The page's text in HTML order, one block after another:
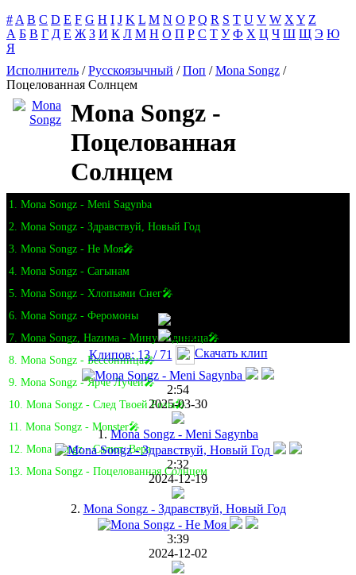
# A B C D E F G H I J K L M N O P Q R S T U V W X Y Z
А Б В Г Д Е Ж З И К Л М Н О П Р С Т У Ф Х Ц Ч Ш Щ Э Ю
Я
Исполнитель /Русскоязычный /Поп /Mona Songz /
Поцелованная Солнцем
Mona Songz -
Поцелованная
Солнцем
1. Mona Songz - Meni Sagynba
2. Mona Songz - Здравствуй, Новый Год
3. Mona Songz - Не Моя🎤
4. Mona Songz - Сагынам
5. Mona Songz - Хлопьями Снег🎤
6. Mona Songz - Феромоны
7. Mona Songz, Hazима - Минус Единица🎤
8. Mona Songz - Бессонница🎤
9. Mona Songz - Ярче Лучей🎤
10. Mona Songz - След Твоей Розы🎤
11. Mona Songz - Monster🎤
12. Mona Songz - Салют, Вера
13. Mona Songz - Поцелованная Солнцем
Клипов: 13 / 71 Скачать клип
2:54
2025-03-30
1.Mona Songz - Meni Sagynba
2:32
2024-12-19
2. Mona Songz - Здравствуй, Новый Год
3:39
2024-12-02